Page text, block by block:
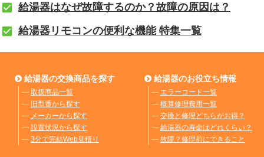
給湯器はなぜ故障するのか？故障の原因は？
給湯器リモコンの便利な機能 特集一覧
給湯器の交換商品を探す
― 取扱商品一覧
― 旧型番から探す
― メーカーから探す
― 設置状況から探す
― 3分で完結Web見積り
給湯器のお役立ち情報
― エラーコード一覧
― 概算修理費用一覧
― 交換と修理どちらがお得？
― 給湯器の寿命はどれくらい？
― 故障？修理前にできること